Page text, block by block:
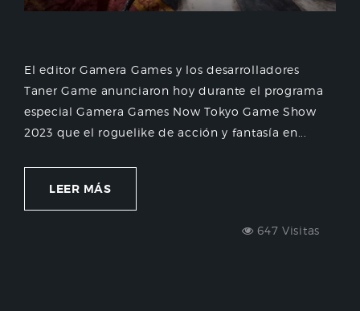
El editor Gamera Games y los desarrolladores
Taner Game anunciaron hoy durante el programa
especial Gamera Games Now Tokyo Game Show
2023 que el roguelike de acción y fantasía en...
LEER MÁS
647 Visitas